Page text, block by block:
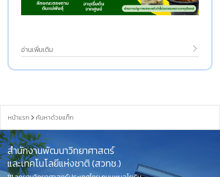
อ่านเพิ่มเติม
หน้าแรก ค้นหาด้วยแท็ก
สำนักงานพัฒนาวิทยาศาสตร์
และเทคโนโลยีแห่งชาติ (สวทช.)